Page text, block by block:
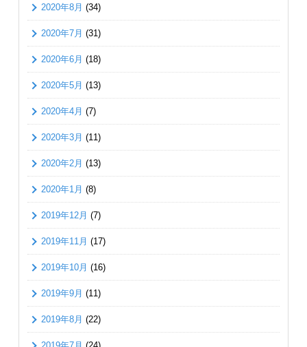
2020年8月 (34)
2020年7月 (31)
2020年6月 (18)
2020年5月 (13)
2020年4月 (7)
2020年3月 (11)
2020年2月 (13)
2020年1月 (8)
2019年12月 (7)
2019年11月 (17)
2019年10月 (16)
2019年9月 (11)
2019年8月 (22)